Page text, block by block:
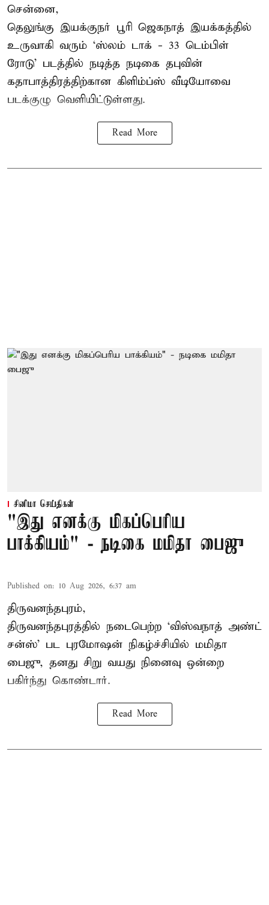
சென்னை,
தெலுங்கு இயக்குநர் பூரி ஜெகநாத் இயக்கத்தில்
உருவாகி வரும் ‘ஸ்லம் டாக் - 33 டெம்பிள்
ரோடு’ படத்தில் நடித்த நடிகை தபுவின்
கதாபாத்திரத்திற்கான கிளிம்ப்ஸ் வீடியோவை
படக்குழு வெளியிட்டுள்ளது.
Read More
சினிமா செய்திகள்
"இது எனக்கு மிகப்பெரிய
பாக்கியம்" - நடிகை மமிதா பைஜு
Published on: 10 Aug 2026, 6:37 am
திருவனந்தபுரம்,
திருவனந்தபுரத்தில் நடைபெற்ற ‘விஸ்வநாத் அண்ட்
சன்ஸ்’ பட புரமோஷன் நிகழ்ச்சியில் மமிதா
பைஜு, தனது சிறு வயது நினைவு ஒன்றை
பகிர்ந்து கொண்டார்.
Read More